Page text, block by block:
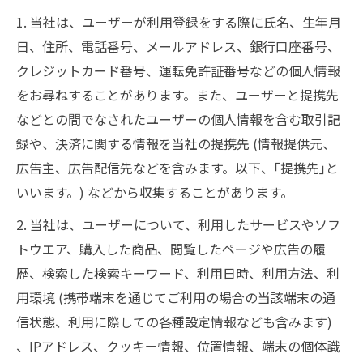
1. 当社は、ユーザーが利用登録をする際に氏名、生年月
日、住所、電話番号、メールアドレス、銀行口座番号、
クレジットカード番号、運転免許証番号などの個人情報
をお尋ねすることがあります。また、ユーザーと提携先
などとの間でなされたユーザーの個人情報を含む取引記
録や、決済に関する情報を当社の提携先 (情報提供元、
広告主、広告配信先などを含みます。以下、｢提携先｣と
いいます。) などから収集することがあります。
2. 当社は、ユーザーについて、利用したサービスやソフ
トウエア、購入した商品、閲覧したページや広告の履
歴、検索した検索キーワード、利用日時、利用方法、利
用環境 (携帯端末を通じてご利用の場合の当該端末の通
信状態、利用に際しての各種設定情報なども含みます)
、IPアドレス、クッキー情報、位置情報、端末の個体識